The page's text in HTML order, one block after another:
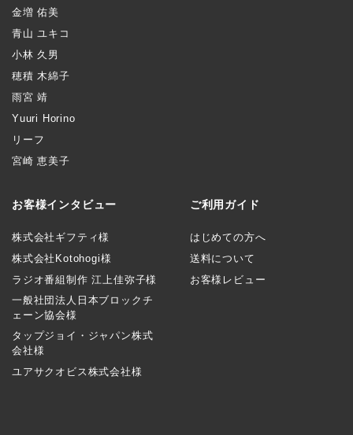
金増 佑美
青山 ユキコ
小林 久男
穂積 木綿子
雨宮 靖
Yuuri Horino
リーフ
宮崎 恵美子
お客様インタビュー
株式会社ギフティ様
株式会社Kotohogi様
ラジオ番組制作 江上佳弥子様
一般社団法人日本ブロックチ
ェーン協会様
タップジョイ・ジャパン株式
会社様
ユアサクオビス株式会社様
ご利用ガイド
はじめての方へ
送料について
お客様レビュー